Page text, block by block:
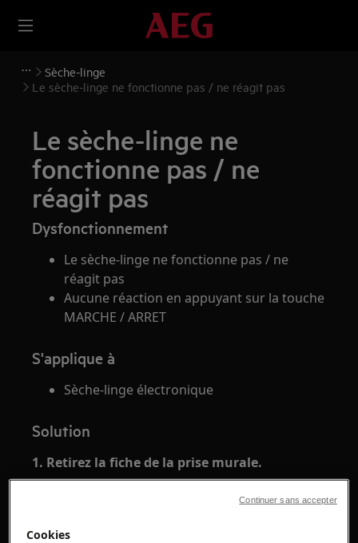
Sèche-linge
Le sèche-linge ne fonctionne pas / ne réagit pas
Le sèche-linge ne
fonctionne pas / ne
réagit pas
Dysfonctionnement
Le sèche-linge ne fonctionne pas / ne
réagit pas
Aucune réaction en appuyant sur la touche
MARCHE / ARRET
S'applique à
Sèche-linge électronique
Solution
1. Retirez la fiche de la prise murale.
Cookies
Continuer sans accepter